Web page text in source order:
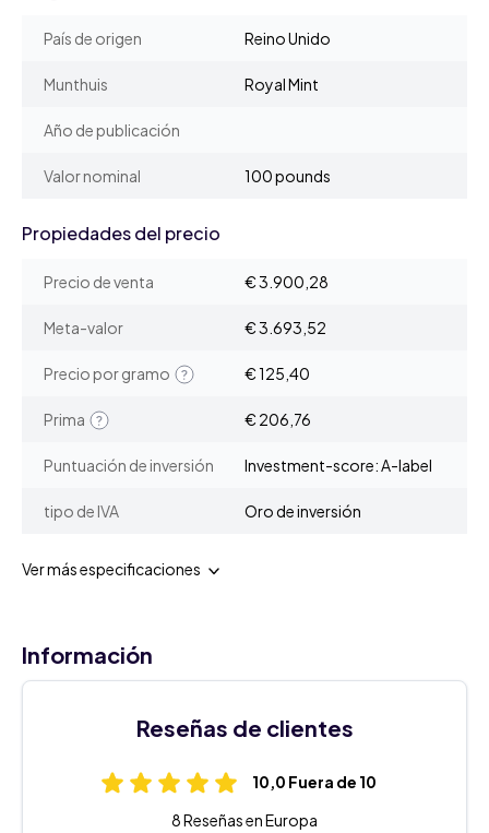
País de origen Reino Unido
Munthuis Royal Mint
Año de publicación
Valor nominal 100 pounds
Propiedades del precio
Precio de venta € 3.900,28
Meta-valor € 3.693,52
Precio por gramo € 125,40
Prima € 206,76
Puntuación de inversión Investment-score: A-label
tipo de IVA Oro de inversión
Ver más especificaciones
Información
Reseñas de clientes
10,0 Fuera de 10
8 Reseñas en Europa